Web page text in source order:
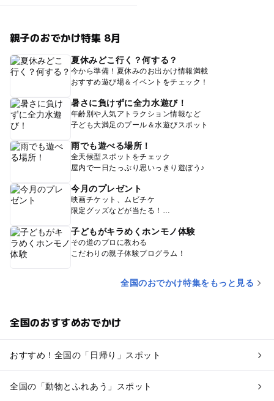
親子のおでかけ特集 8月
夏休みどこ行く？何する？
今から準備！夏休みのお出かけ情報満載
おすすめ遊び場＆イベントをチェック！
暑さに負けずに全力水遊び！
年齢別や人気アトラクション情報など
子ども大満足のプール＆水遊びスポット
雨でも遊べる場所！
全天候型スポットをチェック
屋内で一日たっぷり思いっきり遊ぼう♪
今月のプレゼント
映画チケット、ムビチケ
限定グッズなどが当たる！
子どもがキラめくホンモノ体験
その道のプロに教わる
こだわりの親子体験プログラム！
全国のおでかけ特集をもっと見る
全国のおすすめおでかけ
おすすめ！全国の「日帰り」スポット
全国の「動物とふれあう」スポット